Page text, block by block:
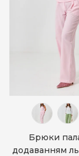
Брюки
додаванням